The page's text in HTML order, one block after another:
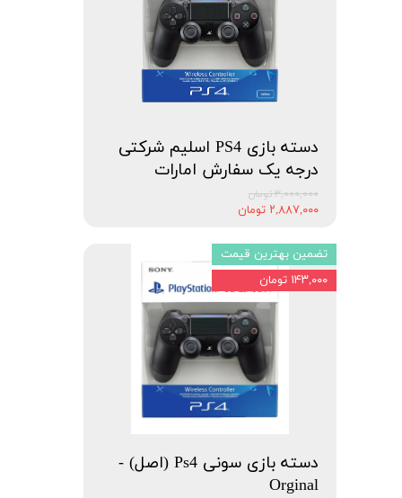
دسته بازی PS4 اسلیم شرکتی
درجه یک سفارش امارات
۳,۰۰۰,۰۰۰ تومان
۲,۸۸۷,۰۰۰ تومان
دسته بازی سونی Ps4 (اصل) -
Orginal
تضمین بهترین قیمت
۱۴۳,۰۰۰ تومان